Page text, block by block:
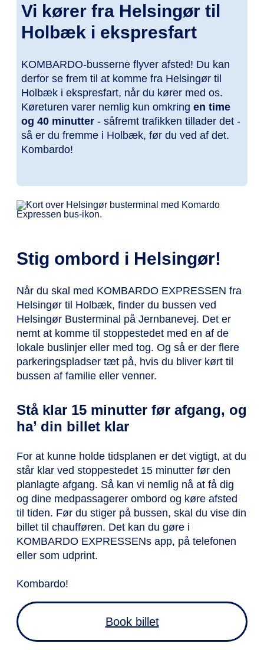
Vi kører fra Helsingør til
Holbæk i ekspresfart
KOMBARDO-busserne flyver afsted! Du kan
derfor se frem til at komme fra Helsingør til
Holbæk i ekspresfart, når du kører med os.
Køreturen varer nemlig kun omkring en time
og 40 minutter - såfremt trafikken tillader det -
så er du fremme i Holbæk, før du ved af det.
Kombardo!
Stig ombord i Helsingør!
Når du skal med KOMBARDO EXPRESSEN fra
Helsingør til Holbæk, finder du bussen ved
Helsingør Busterminal på Jernbanevej. Det er
nemt at komme til stoppestedet med en af de
lokale buslinjer eller med tog. Og så er der flere
parkeringspladser tæt på, hvis du bliver kørt til
bussen af familie eller venner.
Stå klar 15 minutter før afgang, og
ha’ din billet klar
For at kunne holde tidsplanen er det vigtigt, at du
står klar ved stoppestedet 15 minutter før den
planlagte afgang. Så kan vi nemlig nå at få dig
og dine medpassagerer ombord og køre afsted
til tiden. Før du stiger på bussen, skal du vise din
billet til chaufføren. Det kan du gøre i
KOMBARDO EXPRESSENs app, på telefonen
eller som udprint.
Kombardo!
Book billet